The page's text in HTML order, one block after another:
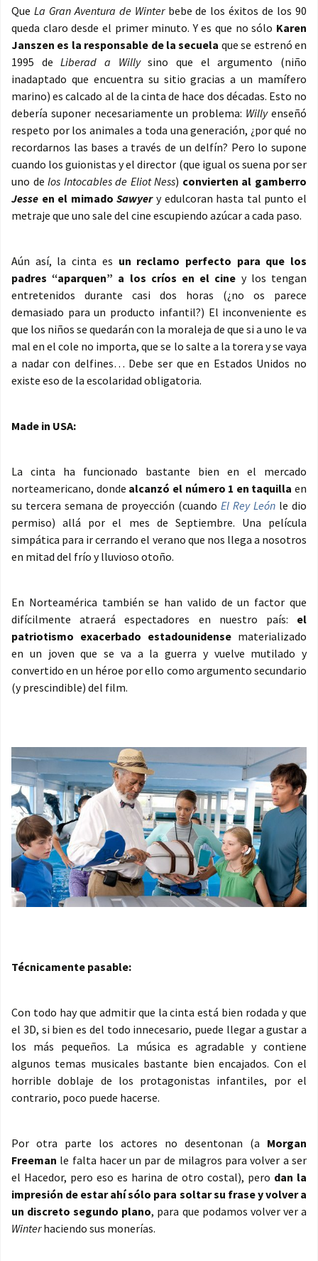
Que La Gran Aventura de Winterbebe de los éxitos de los 90
queda claro desde el primer minuto. Y es que no sólo Karen
Janszen es la responsable de la secuela que se estrenó en
1995 deLiberad a Willysino que el argumento (niño
inadaptado que encuentra su sitio gracias a un mamífero
marino) es calcado al de la cinta de hace dos décadas. Esto no
debería suponer necesariamente un problema: Willyenseñó
respeto por los animales a toda una generación, ¿por qué no
recordarnos las bases a través de un delfín? Pero lo supone
cuando los guionistas y el director (que igual os suena por ser
uno delos Intocables de Eliot Ness) convierten al gamberro
Jesse en el mimadoSawyery edulcoran hasta tal punto el
metraje que uno sale del cine escupiendo azúcar a cada paso.
Aún así, la cinta es un reclamo perfecto para que los
padres “aparquen” a los críos en el cine y los tengan
entretenidos durante casi dos horas (¿no os parece
demasiado para un producto infantil?) El inconveniente es
que los niños se quedarán con la moraleja de que si a uno le va
mal en el cole no importa, que se lo salte a la torera y se vaya
a nadar con delfines… Debe ser que en Estados Unidos no
existe eso de la escolaridad obligatoria.
Made in USA:
La cinta ha funcionado bastante bien en el mercado
norteamericano, donde alcanzó el número 1 en taquilla en
su tercera semana de proyección (cuando El Rey León le dio
permiso) allá por el mes de Septiembre. Una película
simpática para ir cerrando el verano que nos llega a nosotros
en mitad del frío y lluvioso otoño.
En Norteamérica también se han valido de un factor que
difícilmente atraerá espectadores en nuestro país: el
patriotismo exacerbado estadounidense materializado
en un joven que se va a la guerra y vuelve mutilado y
convertido en un héroe por ello como argumento secundario
(y prescindible) del film.
Técnicamente pasable:
Con todo hay que admitir que la cinta está bien rodada y que
el 3D, si bien es del todo innecesario, puede llegar a gustar a
los más pequeños. La música es agradable y contiene
algunos temas musicales bastante bien encajados. Con el
horrible doblaje de los protagonistas infantiles, por el
contrario, poco puede hacerse.
Por otra parte los actores no desentonan (a Morgan
Freeman le falta hacer un par de milagros para volver a ser
el Hacedor, pero eso es harina de otro costal), pero dan la
impresión de estar ahí sólo para soltar su frase y volver a
un discreto segundo plano, para que podamos volver ver a
Winterhaciendo sus monerías.